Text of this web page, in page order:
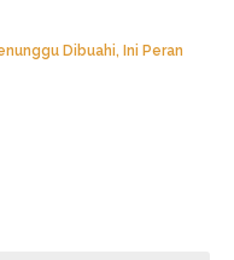
Dibuahi, Ini Peran